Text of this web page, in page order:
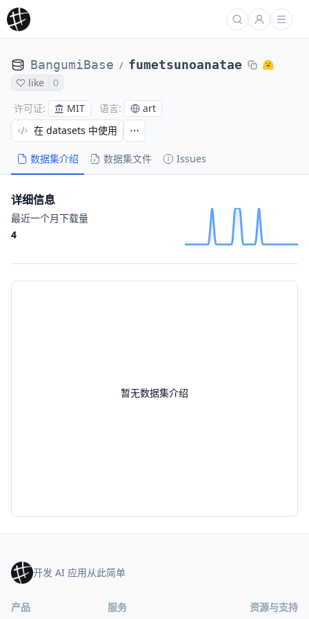
BangumiBase / fumetsunoanatae
like
0
许可证: MIT 语言: art
数据集介绍 数据集文件 Issues
在 datasets 中使用
暂无数据集介绍
详细信息
最近一个月下载量
4
开发 AI 应用从此简单
产品 服务 资源与支持